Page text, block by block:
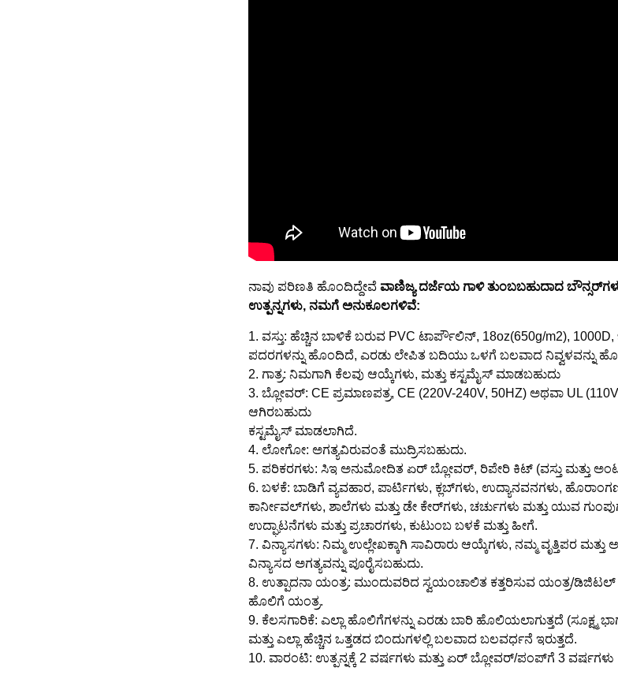
ನಾವು ಪರಿಣತಿ ಹೊಂದಿದ್ದೇವೆ ವಾಣಿಜ್ಯ ದರ್ಜೆಯ ಗಾಳಿ ತುಂಬಬಹುದಾದ
ಉತ್ಪನ್ನಗಳು, ನಮಗೆ ಅನುಕೂಲಗಳಿವೆ:
1. ವಸ್ತು: ಹೆಚ್ಚಿನ ಬಾಳಿಕೆ ಬರುವ PVC ಟಾರ್ಪೌಲಿನ್, 18oz(650g/m2),
ಪದರಗಳನ್ನು ಹೊಂದಿದೆ, ಎರಡು ಲೇಪಿತ ಬದಿಯು ಒಳಗೆ ಬಲವಾದ ನಿವ್ವಳವನ್ನು
2. ಗಾತ್ರ: ನಿಮಗಾಗಿ ಕೆಲವು ಆಯ್ಕೆಗಳು, ಮತ್ತು ಕಸ್ಟಮೈಸ್ ಮಾಡಬಹುದು
3. ಬ್ಲೋವರ್: CE ಪ್ರಮಾಣಪತ್ರ, CE (220V-240V, 50HZ) ಅಥವಾ UL
ಆಗಿರಬಹುದು
ಕಸ್ಟಮೈಸ್ ಮಾಡಲಾಗಿದೆ.
4. ಲೋಗೋ: ಅಗತ್ಯವಿರುವಂತೆ ಮುದ್ರಿಸಬಹುದು.
5. ಪರಿಕರಗಳು: ಸಿಇ ಅನುಮೋದಿತ ಏರ್ ಬ್ಲೋವರ್, ರಿಪೇರಿ ಕಿಟ್ (ವಸ್ತು ಮತ್ತು
6. ಬಳಕೆ: ಬಾಡಿಗೆ ವ್ಯವಹಾರ, ಪಾರ್ಟಿಗಳು, ಕ್ಲಬ್‌ಗಳು, ಉದ್ಯಾನವನಗಳು,
ಕಾರ್ನೀವಲ್‌ಗಳು, ಶಾಲೆಗಳು ಮತ್ತು ಡೇ ಕೇರ್‌ಗಳು, ಚರ್ಚುಗಳು ಮತ್ತು ಯುವ
ಉದ್ಘಾಟನೆಗಳು ಮತ್ತು ಪ್ರಚಾರಗಳು, ಕುಟುಂಬ ಬಳಕೆ ಮತ್ತು ಹೀಗೆ.
7. ವಿನ್ಯಾಸಗಳು: ನಿಮ್ಮ ಉಲ್ಲೇಖಕ್ಕಾಗಿ ಸಾವಿರಾರು ಆಯ್ಕೆಗಳು, ನಮ್ಮ ವೃತ್ತಿಪರ ಮತ್ತು
ವಿನ್ಯಾಸದ ಅಗತ್ಯವನ್ನು ಪೂರೈಸಬಹುದು.
8. ಉತ್ಪಾದನಾ ಯಂತ್ರ: ಮುಂದುವರಿದ ಸ್ವಯಂಚಾಲಿತ ಕತ್ತರಿಸುವ ಯಂತ್ರ/
ಹೊಲಿಗೆ ಯಂತ್ರ.
9. ಕೆಲಸಗಾರಿಕೆ: ಎಲ್ಲಾ ಹೊಲಿಗೆಗಳನ್ನು ಎರಡು ಬಾರಿ ಹೊಲಿಯಲಾಗುತ್ತದೆ (ಸೂಕ್ಷ್ಮ
ಮತ್ತು ಎಲ್ಲಾ ಹೆಚ್ಚಿನ ಒತ್ತಡದ ಬಿಂದುಗಳಲ್ಲಿ ಬಲವಾದ ಬಲವರ್ಧನೆ ಇರುತ್ತದೆ.
10. ವಾರಂಟಿ: ಉತ್ಪನ್ನಕ್ಕೆ 2 ವರ್ಷಗಳು ಮತ್ತು ಏರ್ ಬ್ಲೋವರ್/ಪಂಪ್‌ಗೆ 3 ವರ್ಷಗಳು